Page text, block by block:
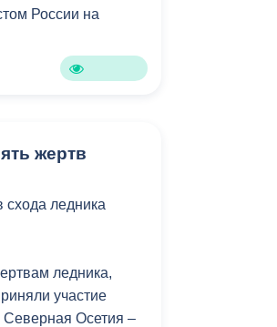
России на
жертв
схода ледника
ледника,
участие
Северная Осетия –